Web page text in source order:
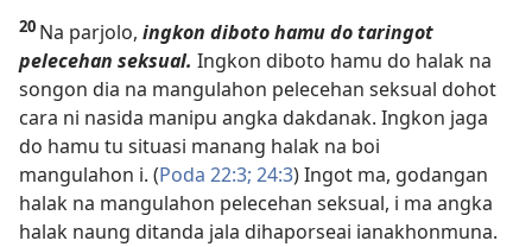
20 Na parjolo, ingkon diboto hamu do taringot
pelecehan seksual. Ingkon diboto hamu do halak na
songon dia na mangulahon pelecehan seksual dohot
cara ni nasida manipu angka dakdanak. Ingkon jaga
do hamu tu situasi manang halak na boi
mangulahon i. (Poda 22:3; 24:3) Ingot ma, godangan
halak na mangulahon pelecehan seksual, i ma angka
halak naung ditanda jala dihaporseai ianakhonmuna.